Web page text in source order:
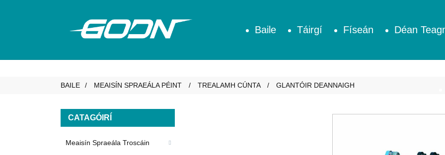
Baile Táirgí Físeán Déan
BAILE MEAISÍN SPRAEÁLA PÉINT TREALAMH CÚNTA GLANTÓIR DEANNAIGH
CATAGÓIRÍ
Meaisín Spraeála Troscáin